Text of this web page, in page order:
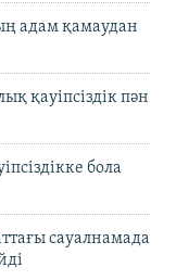
адам қамаудан
қауіпсіздік пән
бола
сауалнамада